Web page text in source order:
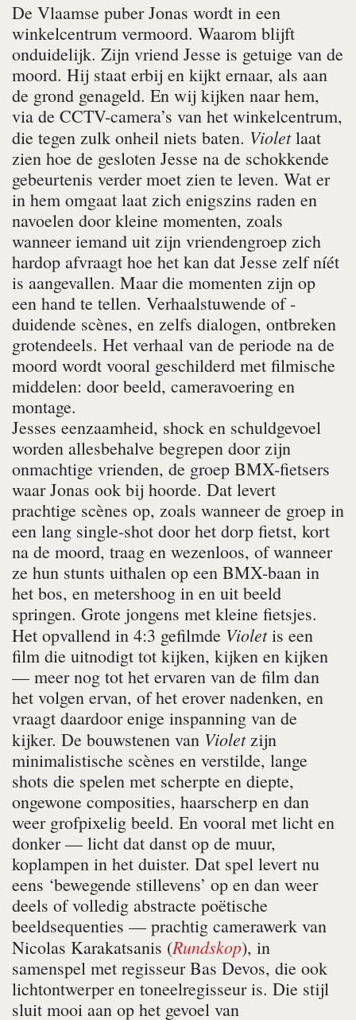
De Vlaamse puber Jonas wordt in een
winkelcentrum vermoord. Waarom blijft
onduidelijk. Zijn vriend Jesse is getuige van de
moord. Hij staat erbij en kijkt ernaar, als aan
de grond genageld. En wij kijken naar hem,
via de CCTV-camera’s van het winkelcentrum,
die tegen zulk onheil niets baten. Violetlaat
zien hoe de gesloten Jesse na de schokkende
gebeurtenis verder moet zien te leven. Wat er
in hem omgaat laat zich enigszins raden en
navoelen door kleine momenten, zoals
wanneer iemand uit zijn vriendengroep zich
hardop afvraagt hoe het kan dat Jesse zelf níét
is aangevallen. Maar die momenten zijn op
een hand te tellen. Verhaalstuwende of -
duidende scènes, en zelfs dialogen, ontbreken
grotendeels. Het verhaal van de periode na de
moord wordt vooral geschilderd met filmische
middelen: door beeld, cameravoering en
montage.
Jesses eenzaamheid, shock en schuldgevoel
worden allesbehalve begrepen door zijn
onmachtige vrienden, de groep BMX-fietsers
waar Jonas ook bij hoorde. Dat levert
prachtige scènes op, zoals wanneer de groep in
een lang single-shot door het dorp fietst, kort
na de moord, traag en wezenloos, of wanneer
ze hun stunts uithalen op een BMX-baan in
het bos, en metershoog in en uit beeld
springen. Grote jongens met kleine fietsjes.
Het opvallend in 4:3 gefilmde Violetis een
film die uitnodigt tot kijken, kijken en kijken
— meer nog tot het ervaren van de film dan
het volgen ervan, of het erover nadenken, en
vraagt daardoor enige inspanning van de
kijker. De bouwstenen van Violetzijn
minimalistische scènes en verstilde, lange
shots die spelen met scherpte en diepte,
ongewone composities, haarscherp en dan
weer grofpixelig beeld. En vooral met licht en
donker — licht dat danst op de muur,
koplampen in het duister. Dat spel levert nu
eens ‘bewegende stillevens’ op en dan weer
deels of volledig abstracte poëtische
beeldsequenties — prachtig camerawerk van
Nicolas Karakatsanis (Rundskop), in
samenspel met regisseur Bas Devos, die ook
lichtontwerper en toneelregisseur is. Die stijl
sluit mooi aan op het gevoel van